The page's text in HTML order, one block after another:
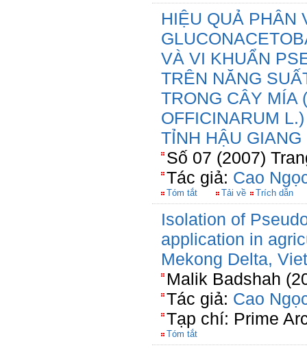
HIỆU QUẢ PHÂN
VÀ VI KHUẨN
TRÊN NĂNG
TRONG CÂY MÍA
OFFICINARUM
TỈNH HẬU GIANG
Số 07 (2007)
Tác giả: Cao
Tóm tắt Tải về Trích dẫn
Isolation of
application in
Mekong Delta,
Malik Badshah
Tác giả: Cao
Tạp chí: Prime
Tóm tắt